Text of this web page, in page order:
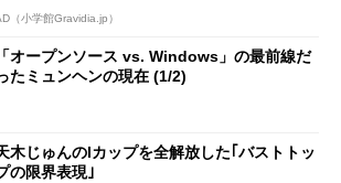
（小学館Gravidia.jp）
「オープンソース vs. Windows」の最前線だ
たミュンヘンの現在 (1/2)
木じゅんのIカップを全解放した｢バストトッ
の限界表現｣